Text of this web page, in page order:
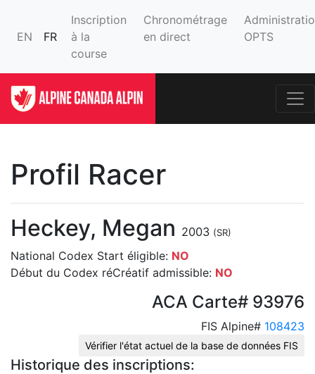
EN FR
Inscription
à la
course
Chronométrage
en direct
OPTS
Profil Racer
Heckey, Megan 2003 (SR)
National Codex Start éligible: NO
Début du Codex réCréatif admissible: NO
ACA Carte# 93976
FIS Alpine# 108423
Vérifier l'état actuel de la base de données FIS
Historique des inscriptions: